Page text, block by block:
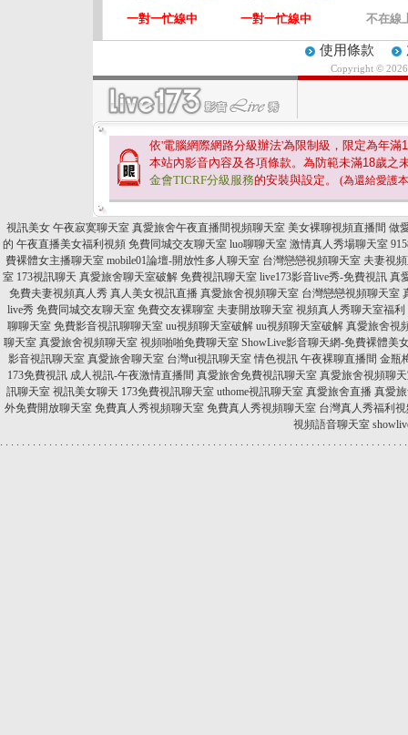
一對一忙線中 一對一忙線中 不在線
使用條款
Copyright ©
依'電腦網際網路分級辦法'為限制級，限定為年滿
本站內影音內容及各項條款。為防範未滿18歲之
金會TICRF分級服務的安裝與設定。 (為還給愛護
視訊美女 午夜寂寞聊天室 真愛旅舍午夜直播間視頻聊天室 美女裸聊視頻直播間 做
的 午夜直播美女福利視頻 免費同城交友聊天室 luo聊聊天室 激情真人秀場聊天室
費裸體女主播聊天室 mobile01論壇-開放性多人聊天室 台灣戀戀視頻聊天室 夫妻視
室 173視訊聊天 真愛旅舍聊天室破解 免費視訊聊天室 live173影音live秀-免費視訊 真
免費夫妻視頻真人秀 真人美女視訊直播 真愛旅舍視頻聊天室 台灣戀戀視頻聊天室
live秀 免費同城交友聊天室 免費交友裸聊室 夫妻開放聊天室 視頻真人秀聊天室福利
聊聊天室 免費影音視訊聊聊天室 uu視頻聊天室破解 uu視頻聊天室破解 真愛旅舍視
聊天室 真愛旅舍視頻聊天室 視頻啪啪免費聊天室 ShowLive影音聊天網-免費裸體美
影音視訊聊天室 真愛旅舍聊天室 台灣ut視訊聊天室 情色視訊 午夜裸聊直播間 金瓶
173免費視訊 成人視訊-午夜激情直播間 真愛旅舍免費視訊聊天室 真愛旅舍視頻聊
訊聊天室 視訊美女聊天 173免費視訊聊天室 uthome視訊聊天室 真愛旅舍直播 真愛
外免費開放聊天室 免費真人秀視頻聊天室 免費真人秀視頻聊天室 台灣真人秀福利
視頻語音聊天室
. . . . . . . . . . . . . . . . . . . . . . . . . . . . . . . . . . . . . . . . . . . . . . . . . . . . . . . . . . . . . . . . . . . . . . . . . . .